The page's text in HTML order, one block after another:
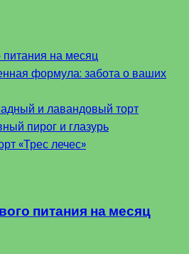
на месяц
формула: забота о ваших
и лавандовый торт
пирог и глазурь
«Трес лечес»
питания на месяц